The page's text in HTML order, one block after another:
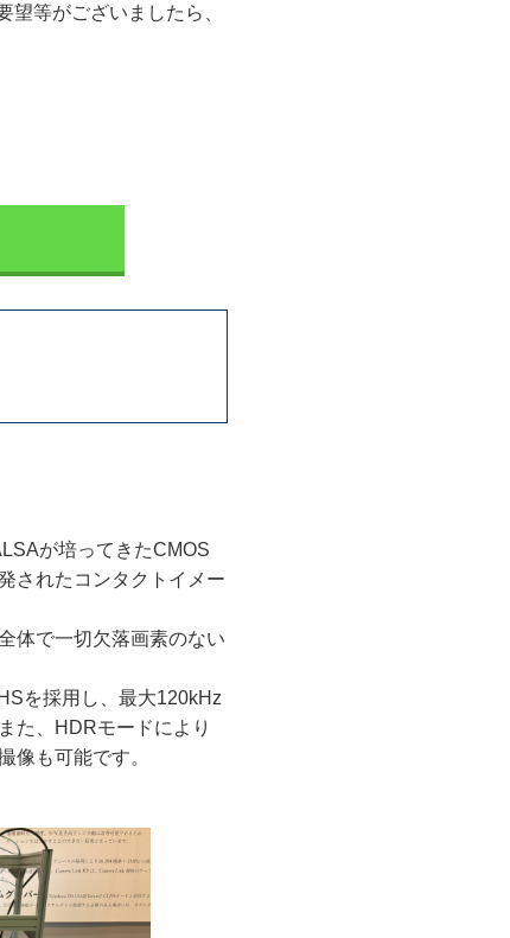
等がございましたら、
が培ってきたCMOS
されたコンタクトイメー
体で一切欠落画素のない
を採用し、最大120kHz
た、HDRモードにより
像も可能です。